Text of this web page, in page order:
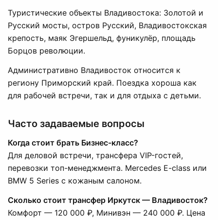
Туристические объекты Владивостока: Золотой и
Русский мосты, остров Русский, Владивостокская
крепость, маяк Эгершельд, фуникулёр, площадь
Борцов революции.
Административно Владивосток относится к
региону Приморский край. Поездка хороша как
для рабочей встречи, так и для отдыха с детьми.
Часто задаваемые вопросы
Когда стоит брать Бизнес-класс?
Для деловой встречи, трансфера VIP-гостей,
перевозки топ-менеджмента. Mercedes E-class или
BMW 5 Series с кожаным салоном.
Сколько стоит трансфер Иркутск — Владивосток?
Комфорт — 120 000 ₽, Минивэн — 240 000 ₽. Цена